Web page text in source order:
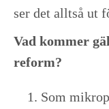
ser det alltså ut
Vad kommer
reform?
Som